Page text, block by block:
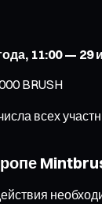
11:00 — 29
BRUSH
всех